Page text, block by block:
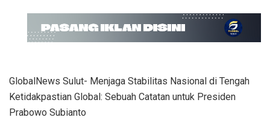
GlobalNews Sulut- Menjaga Stabilitas Nasional di Tengah
Ketidakpastian Global: Sebuah Catatan untuk Presiden
Prabowo Subianto